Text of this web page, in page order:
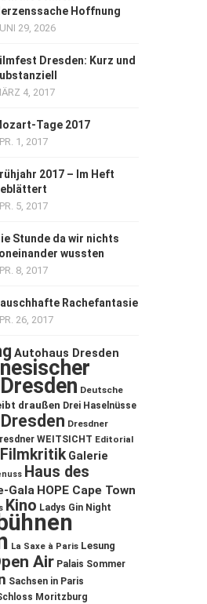
Hoffnung
29, 2026
Dresden: Kurz und
4, 2017
Tage 2017
1, 2017
2017 – Im Heft
5, 2017
Stunde da wir nichts
wussten
8, 2017
Rachefantasie
26, 2017
Autohaus Dresden
Deutsche
draußen Drei Haselnüsse
Dresden Dresdner
WEITSICHT Editorial
Filmkritik Galerie
Haus des
Gala HOPE Cape Town
Kino Ladys Gin Night
La Saxe à Paris Lesung
Air Palais Sommer
Sachsen in Paris
Moritzburg